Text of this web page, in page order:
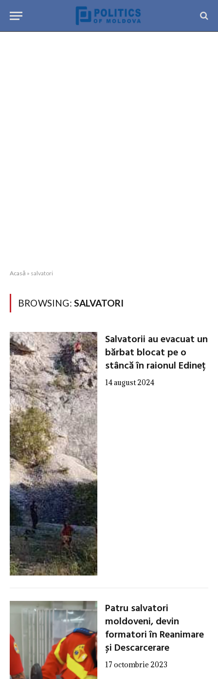
Acasă » salvatori
BROWSING: SALVATORI
Salvatorii au evacuat un
bărbat blocat pe o
stâncă în raionul Edineț
14 august 2024
Patru salvatori
moldoveni, devin
formatori în Reanimare
și Descarcerare
17 octombrie 2023